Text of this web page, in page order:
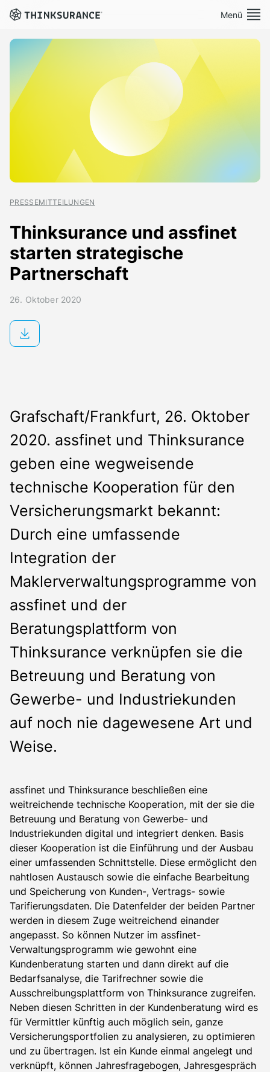
Menü
Demo vereinbaren
Plattform
Über Uns
Presse
PRESSEMITTEILUNGEN
Thinksurance und assfinet
starten strategische
Partnerschaft
26. Oktober 2020
Grafschaft/Frankfurt, 26. Oktober
2020. assfinet und Thinksurance
geben eine wegweisende
technische Kooperation für den
Versicherungsmarkt bekannt:
Durch eine umfassende
Integration der
Maklerverwaltungsprogramme von
assfinet und der
Beratungsplattform von
Thinksurance verknüpfen sie die
Betreuung und Beratung von
Gewerbe- und Industriekunden
auf noch nie dagewesene Art und
Weise.
assfinet und Thinksurance beschließen eine
weitreichende technische Kooperation, mit der sie die
Betreuung und Beratung von Gewerbe- und
Industriekunden digital und integriert denken. Basis
dieser Kooperation ist die Einführung und der Ausbau
einer umfassenden Schnittstelle. Diese ermöglicht den
nahtlosen Austausch sowie die einfache Bearbeitung
und Speicherung von Kunden-, Vertrags- sowie
Tarifierungsdaten. Die Datenfelder der beiden Partner
werden in diesem Zuge weitreichend einander
angepasst. So können Nutzer im assfinet-
Verwaltungsprogramm wie gewohnt eine
Kundenberatung starten und dann direkt auf die
Bedarfsanalyse, die Tarifrechner sowie die
Ausschreibungsplattform von Thinksurance zugreifen.
Neben diesen Schritten in der Kundenberatung wird es
für Vermittler künftig auch möglich sein, ganze
Versicherungsportfolien zu analysieren, zu optimieren
und zu übertragen. Ist ein Kunde einmal angelegt und
verknüpft, können Jahresfragebogen, Jahresgespräch